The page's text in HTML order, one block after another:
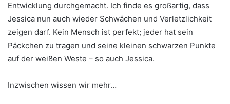
Entwicklung durchgemacht. Ich finde es großartig, dass
Jessica nun auch wieder Schwächen und Verletzlichkeit
zeigen darf. Kein Mensch ist perfekt; jeder hat sein
Päckchen zu tragen und seine kleinen schwarzen Punkte
auf der weißen Weste – so auch Jessica.
Inzwischen wissen wir mehr…